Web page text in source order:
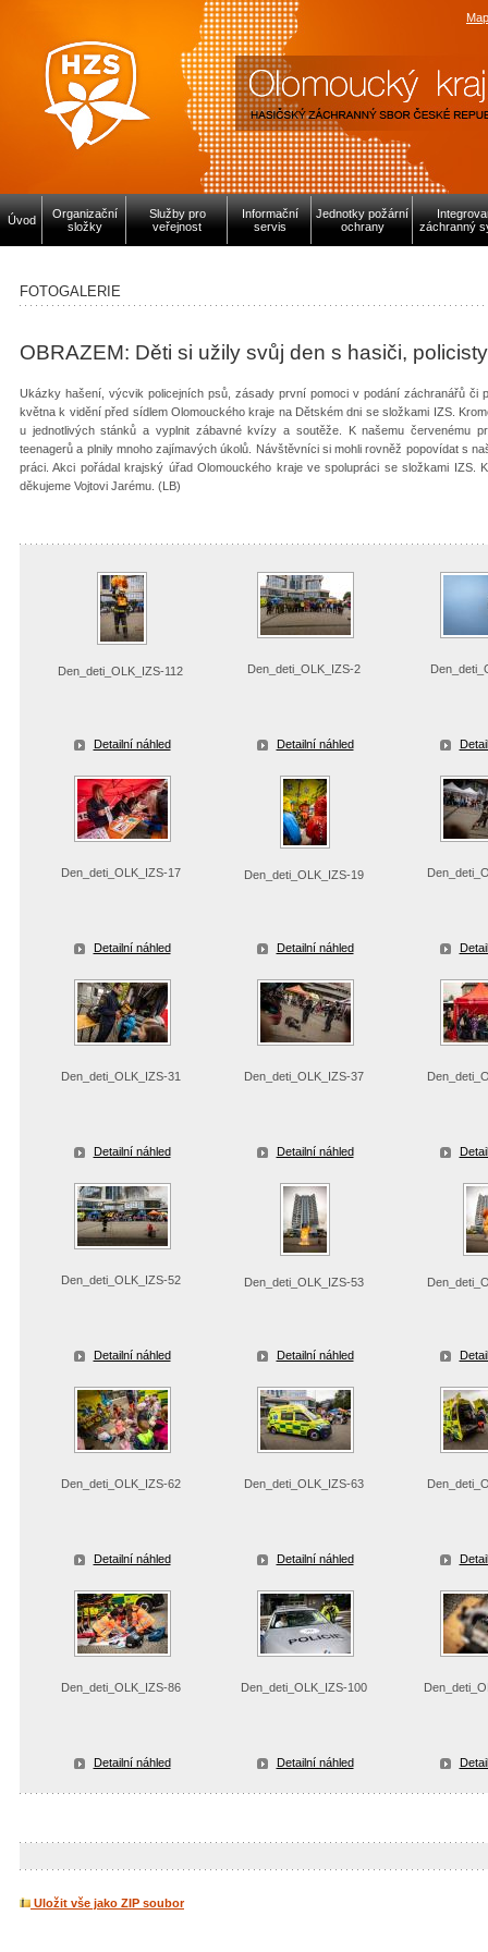
Úvod
Organizační
složky
Služby pro
veřejnost
Informační
servis
Jednotky požární
ochrany
záchranný
FOTOGALERIE
OBRAZEM: Děti si užily svůj den s hasiči,
Ukázky hašení, výcvik policejních psů, zásady první pomoci v podání záchranářů či
května k vidění před sídlem Olomouckého kraje na Dětském dni se složkami IZS.
u jednotlivých stánků a vyplnit zábavné kvízy a soutěže. K našemu červenému
teenagerů a plnily mnoho zajímavých úkolů. Návštěvníci si mohli rovněž popovídat s
práci. Akci pořádal krajský úřad Olomouckého kraje ve spolupráci se složkami IZS.
děkujeme Vojtovi Jarému. (LB)
Den_deti_OLK_IZS-112
Detailní náhled
Den_deti_OLK_IZS-2
Detailní náhled
Den_deti_OLK_IZS-17
Detailní náhled
Den_deti_OLK_IZS-19
Detailní náhled
Den_deti_OLK_IZS-31
Detailní náhled
Den_deti_OLK_IZS-37
Detailní náhled
Den_deti_OLK_IZS-52
Detailní náhled
Den_deti_OLK_IZS-53
Detailní náhled
Den_deti_OLK_IZS-62
Detailní náhled
Den_deti_OLK_IZS-63
Detailní náhled
Den_deti_OLK_IZS-86
Detailní náhled
Den_deti_OLK_IZS-100
Detailní náhled
Uložit vše jako ZIP soubor